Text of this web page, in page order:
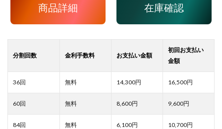
商品詳細 在庫確認
14,300 16,500
8,600 9,600
6,100 10,700